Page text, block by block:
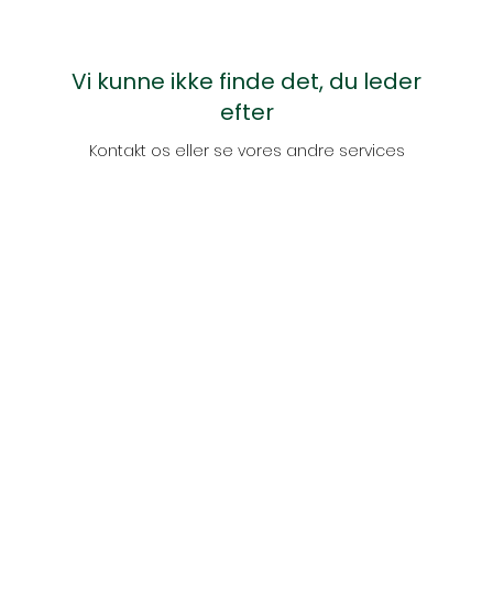
Vi kunne ikke finde det, du leder
efter
Kontakt os eller se vores andre services